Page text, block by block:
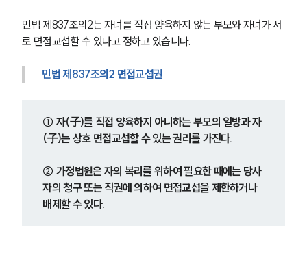
민법 제837조의2는 자녀를 직접 양육하지 않는 부모와 자녀가 서
로 면접교섭할 수 있다고 정하고 있습니다.
민법 제837조의2 면접교섭권
① 자(子)를 직접 양육하지 아니하는 부모의 일방과 자
(子)는 상호 면접교섭할 수 있는 권리를 가진다.
② 가정법원은 자의 복리를 위하여 필요한 때에는 당사
자의 청구 또는 직권에 의하여 면접교섭을 제한하거나
배제할 수 있다.